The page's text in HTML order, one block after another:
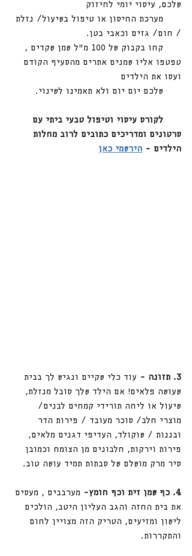
שלכם, עיסוי יומי לחיזוק
      מערכת החיסון או טיפול בשיעול/ נזלת
/ חום/ גזים וכאבי בטן.
      קחו בקבוק של 100 מ"ל שמן שקדים ,
טפטפו אליו שמנים אתרים מהסעיף הקודם
ועסו את הילדים
לקורס עיסוי וטיפול טבעי ביתי עם
סרטונים ומדריכים כתובים לרוב מחלות
הילדים - הירשמי כאן
3. תזונה -
עוד כלי שקיים ונגיש לך בבית
שעושה פלאים! אם הילד שלך סובל מנזלת,
שיעול או ליחה תורידי קמחים לבנים/
מוצרי חלב/ סוכר מעובד / פירות הדר
ובננות / שוקולד, העדיפי דגנים מלאים,
פירות וירקות, חלבונים מן הצומח וכמובן
סיר מרק מושלם של סבתות תמיד עושה טוב.
4. כף שמן זית וכף חומץ-
מערבבים , מעסים
את בית החזה והגב העליון היטב, הולכים
לישון ומזיעים, הטריק הזה מצויין לחום
והתקררות.